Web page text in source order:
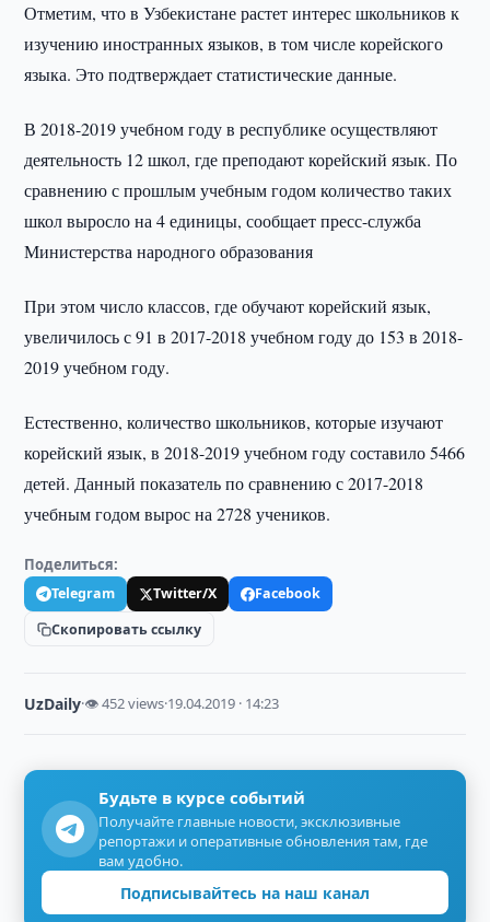
Отметим, что в Узбекистане растет интерес школьников к
изучению иностранных языков, в том числе корейского
языка. Это подтверждает статистические данные.
В 2018-2019 учебном году в республике осуществляют
деятельность 12 школ, где преподают корейский язык. По
сравнению с прошлым учебным годом количество таких
школ выросло на 4 единицы, сообщает пресс-служба
Министерства народного образования
При этом число классов, где обучают корейский язык,
увеличилось с 91 в 2017-2018 учебном году до 153 в 2018-
2019 учебном году.
Естественно, количество школьников, которые изучают
корейский язык, в 2018-2019 учебном году составило 5466
детей. Данный показатель по сравнению с 2017-2018
учебным годом вырос на 2728 учеников.
Поделиться:
Telegram Twitter/X
Facebook
Скопировать ссылку
UzDaily·👁 452 views·19.04.2019 · 14:23
Будьте в курсе событий
Получайте главные новости, эксклюзивные
репортажи и оперативные обновления там, где
вам удобно.
Подписывайтесь на наш канал